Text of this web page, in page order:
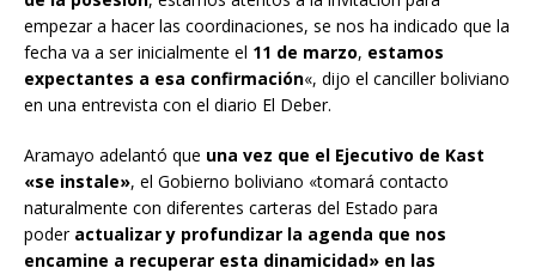
empezar a hacer las coordinaciones, se nos ha indicado que la
fecha va a ser inicialmente el 11 de marzo, estamos
expectantes a esa confirmación«, dijo el canciller boliviano
en una entrevista con el diario El Deber.
Aramayo adelantó que una vez que el Ejecutivo de Kast
«se instale», el Gobierno boliviano «tomará contacto
naturalmente con diferentes carteras del Estado para
poder actualizar y profundizar la agenda que nos
encamine a recuperar esta dinamicidad» en las